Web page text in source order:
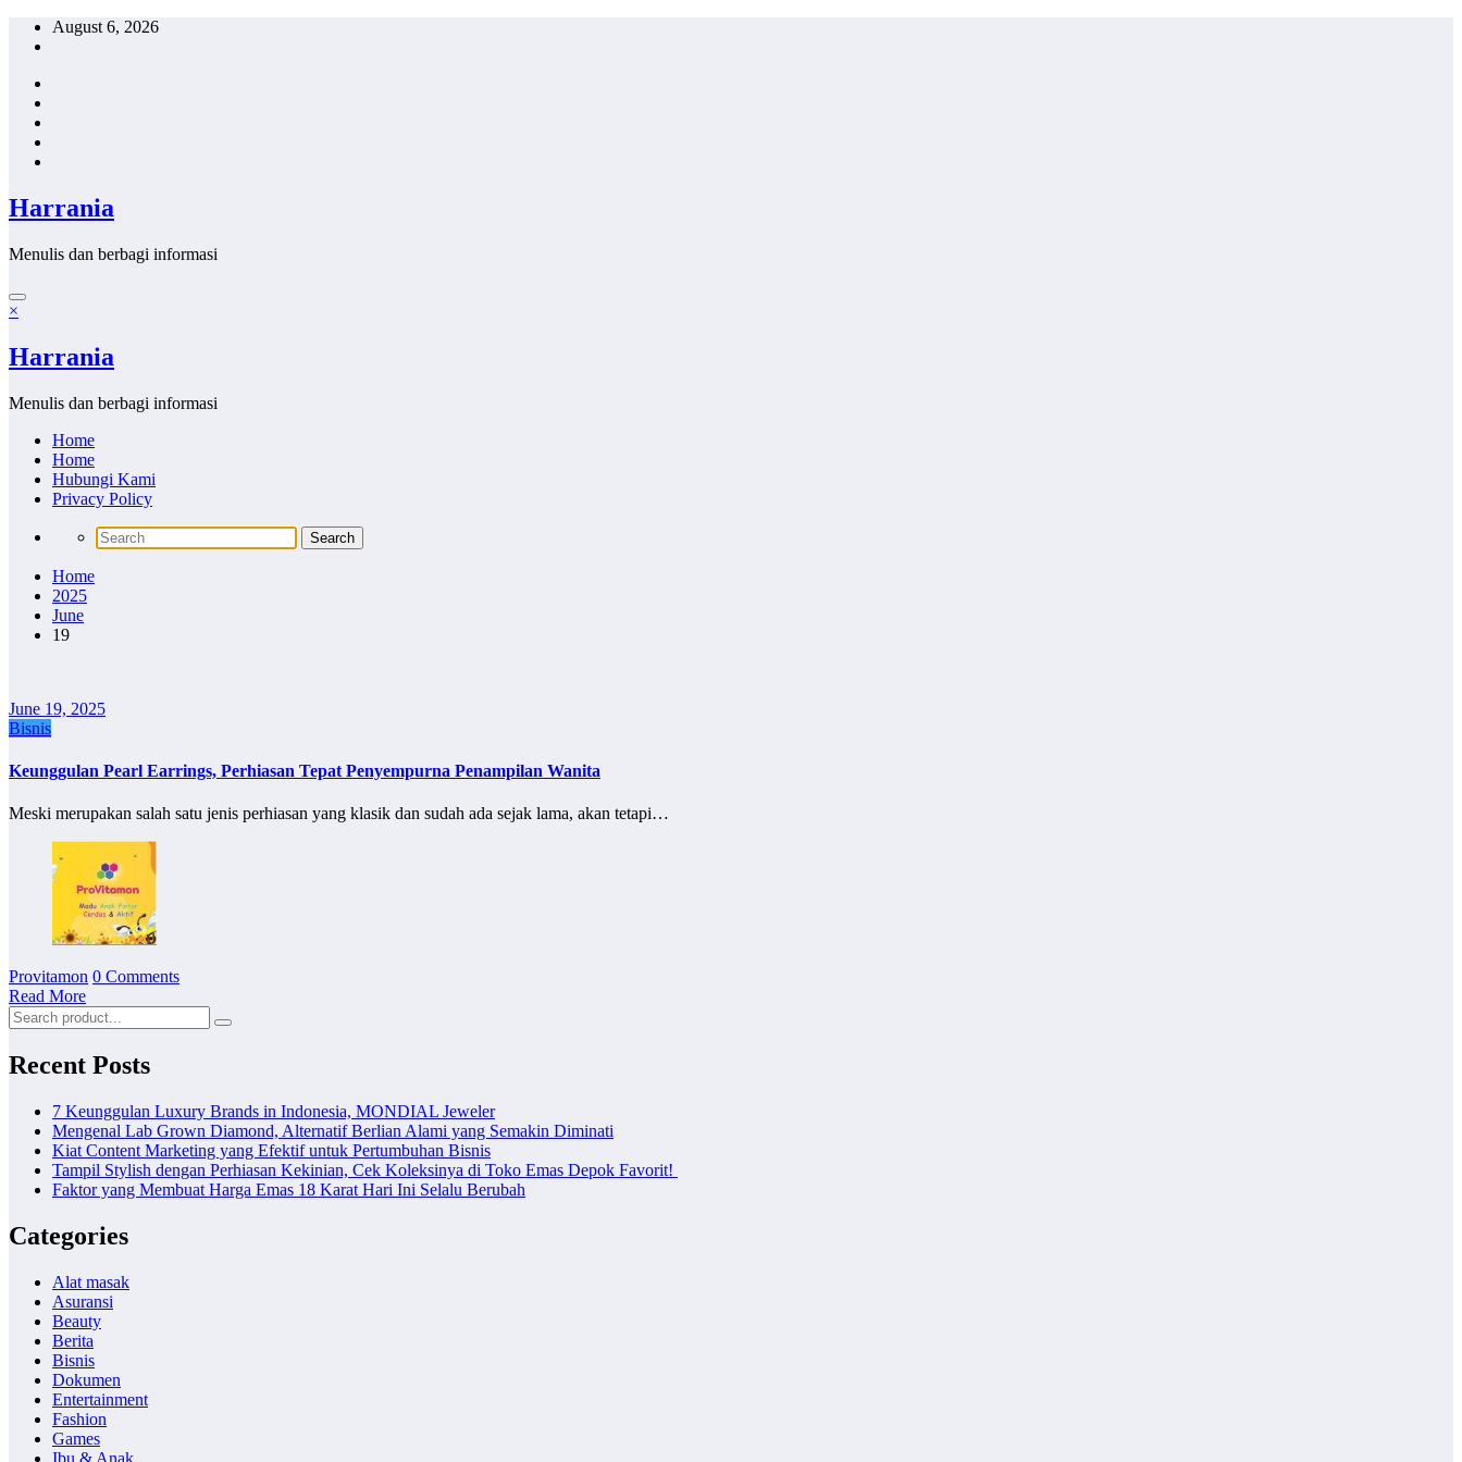
Skip
August 6, 2026
Harrania
Menulis dan berbagi informasi
×
Harrania
Menulis dan berbagi informasi
Home
Home
Hubungi Kami
Privacy Policy
Home
2025
June
19
June 19, 2025
Bisnis
Keunggulan Pearl Earrings, Perhiasan Tepat Penyempurna Penampilan Wanita
Meski merupakan salah satu jenis perhiasan yang klasik dan sudah ada sejak lama, akan tetapi…
Provitamon 0 Comments
Read More
Recent Posts
7 Keunggulan Luxury Brands in Indonesia, MONDIAL Jeweler
Mengenal Lab Grown Diamond, Alternatif Berlian Alami yang Semakin Diminati
Kiat Content Marketing yang Efektif untuk Pertumbuhan Bisnis
Tampil Stylish dengan Perhiasan Kekinian, Cek Koleksinya di Toko Emas Depok Favorit!
Faktor yang Membuat Harga Emas 18 Karat Hari Ini Selalu Berubah
Categories
Alat masak
Asuransi
Beauty
Berita
Bisnis
Dokumen
Entertainment
Fashion
Games
Ibu & Anak